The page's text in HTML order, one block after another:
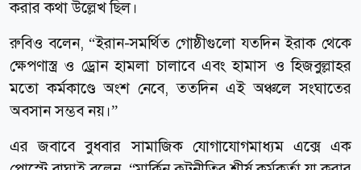
করার কথা উল্লেখ ছিল।
রুবিও বলেন, “ইরান-সমর্থিত গোষ্ঠীগুলো যতদিন ইরাক থেকে
ক্ষেপণাস্ত্র ও ড্রোন হামলা চালাবে এবং হামাস ও হিজবুল্লাহর
মতো কর্মকাণ্ডে অংশ নেবে, ততদিন এই অঞ্চলে সংঘাতের
অবসান সম্ভব নয়।”
এর জবাবে বুধবার সামাজিক যোগাযোগমাধ্যম এক্সে এক